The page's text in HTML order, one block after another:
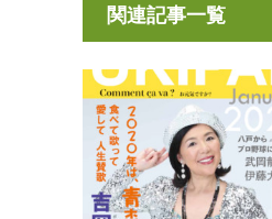
関連記事一覧